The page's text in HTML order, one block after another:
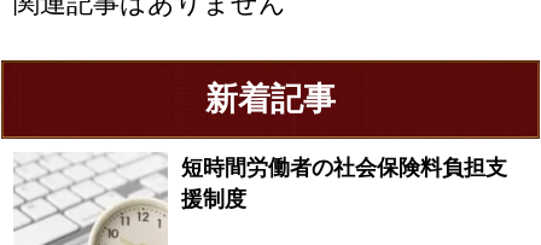
新着記事
短時間労働者の社会保険料負担支
援制度